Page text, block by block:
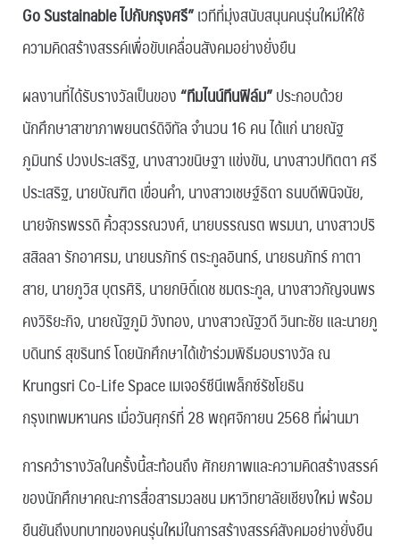
Go Sustainable ไปกับกรุงศรี”เวทีที่มุ่งสนับสนุนคนรุ่นใหม่ให้ใช้
ความคิดสร้างสรรค์เพื่อขับเคลื่อนสังคมอย่างยั่งยืน
ผลงานที่ได้รับรางวัลเป็นของ“ทีมไนน์ทีนฟิล์ม”ประกอบด้วย
นักศึกษาสาขาภาพยนตร์ดิจิทัล จำนวน 16 คน ได้แก่ นายณัฐ
ภูมินทร์ ปวงประเสริฐ, นางสาวขนิษฐา แข่งขัน, นางสาวปทิตตา ศรี
ประเสริฐ, นายบัณฑิต เขื่อนคำ, นางสาวเชษฐ์ธิดา ธนบดีพินิจนัย,
นายจักรพรรดิ คิ้วสุวรรณวงศ์, นายบรรณรต พรมนา, นางสาวปริ
สสิลลา รักอาศรม, นายนรภัทร์ ตระกูลอินทร์, นายธนภัทร์ กาตา
สาย, นายภูวิส บุตรศิริ, นายกษิดิ์เดช ชมตระกูล, นางสาวกัญจนพร
คงวิริยะกิจ, นายณัฐภูมิ วังทอง, นางสาวณัฐวดี วินทะชัย และนายภู
บดินทร์ สุขรินทร์ โดยนักศึกษาได้เข้าร่วมพิธีมอบรางวัล ณ
Krungsri Co-Life Space เมเจอร์ซีนีเพล็กซ์รัชโยธิน
กรุงเทพมหานคร เมื่อวันศุกร์ที่ 28 พฤศจิกายน 2568 ที่ผ่านมา
การคว้ารางวัลในครั้งนี้สะท้อนถึง ศักยภาพและความคิดสร้างสรรค์
ของนักศึกษาคณะการสื่อสารมวลชน มหาวิทยาลัยเชียงใหม่ พร้อม
ยืนยันถึงบทบาทของคนรุ่นใหม่ในการสร้างสรรค์สังคมอย่างยั่งยืน